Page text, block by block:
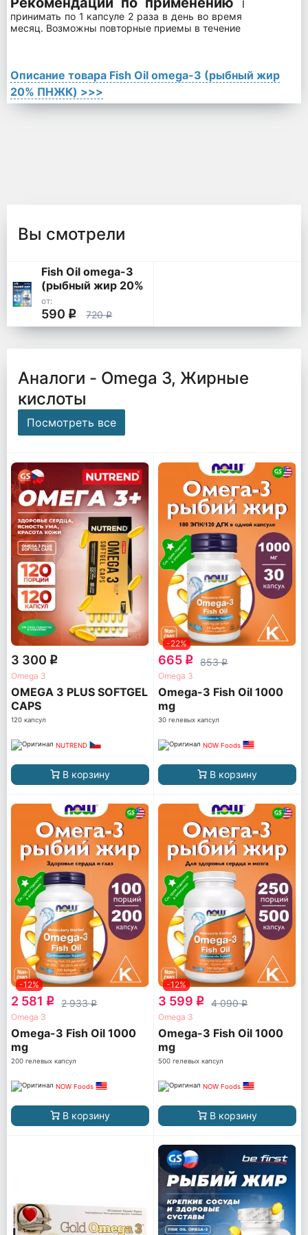
Взрослым
принимать по 1 капсуле 2 раза в день во время еды.
месяц. Возможны повторные приемы в течение года.
Описание товара Fish Oil omega-3 (рыбный жир
20% ПНЖК) >>>
Вы смотрели
Fish Oil omega-3
(рыбный жир 20%
ПНЖК)
от:
590 q 720q
Аналоги - Omega 3, Жирные
кислоты
Посмотреть все
3 300 q
Omega 3
OMEGA 3 PLUS SOFTGEL
CAPS
120 капсул
NUTREND
В корзину
-22%
665 q 853q
Omega 3
Omega-3 Fish Oil 1000
mg
30 гелевых капсул
NOW Foods
В корзину
-12%
2 581 q 2 933q
Omega 3
Omega-3 Fish Oil 1000
mg
200 гелевых капсул
NOW Foods
В корзину
-12%
3 599 q 4 090q
Omega 3
Omega-3 Fish Oil 1000
mg
500 гелевых капсул
NOW Foods
В корзину